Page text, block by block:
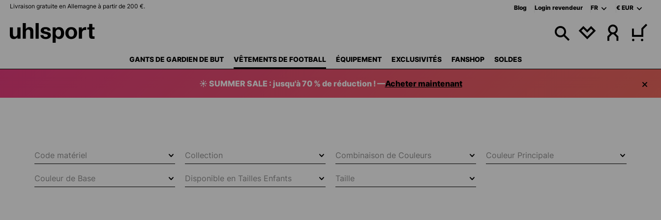
Passer à la navigation principale
Livraison gratuite en Allemagne à partir de 200 €. Blog Login revendeur FR € EUR
VOUS AVEZ 0
GANTS DE GARDIEN DE BUT VÊTEMENTS DE FOOTBALL ÉQUIPEMENT EXCLUSIVITÉS FANSHOP SOLDES
☀️ SUMMER SALE : jusqu'à 70 % de réduction ! —Acheter maintenant
Code matériel Collection Combinaison de Couleurs Couleur Principale
Couleur de Base Disponible en Tailles Enfants Taille